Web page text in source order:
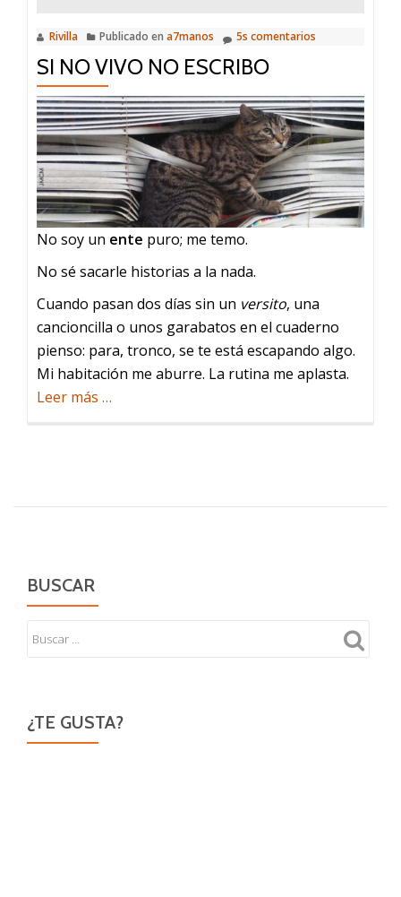
Rivilla Publicado en a7manos 5s comentarios
SI NO VIVO NO ESCRIBO
No soy un ente puro; me temo.
No sé sacarle historias a la nada.
Cuando pasan dos días sin un versito, una
cancioncilla o unos garabatos en el cuaderno
pienso: para, tronco, se te está escapando algo.
Mi habitación me aburre. La rutina me aplasta.
Leer más acerca
no
…
BUSCAR
¿TE GUSTA?